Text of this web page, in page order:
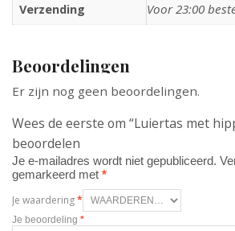
Verzending Voor 23:00
Beoordelingen
Er zijn nog geen beoordelingen.
Wees de eerste om “Luiertas met
beoordelen
Je e-mailadres wordt niet gepubliceerd.
gemarkeerd met *
Je waardering*
Je beoordeling *